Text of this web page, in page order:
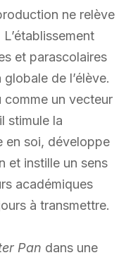
ne relève
et parascolaires
de l’élève.
comme un vecteur
stimule la
en soi, développe
et instille un sens
académiques
à transmettre.
Pan dans une